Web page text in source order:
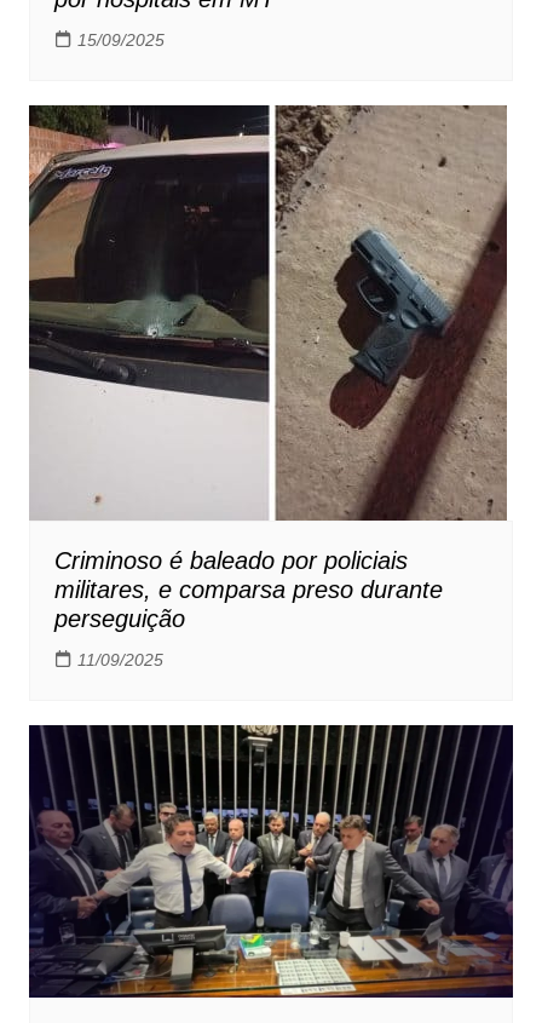
15/09/2025
Criminoso é baleado por policiais
militares, e comparsa preso durante
perseguição
11/09/2025